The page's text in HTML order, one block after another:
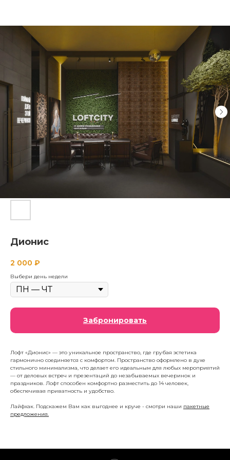
Дионис
2 000 ₽
Выбери день недели
Забронировать
Лофт «Дионис» — это уникальное пространство, где грубая эстетика
гармонично соединяется с комфортом. Пространство оформлено в духе
стильного минимализма, что делает его идеальным для любых мероприятий
— от деловых встреч и презентаций до незабываемых вечеринок и
праздников. Лофт способен комфортно разместить до 14 человек,
обеспечивая приватность и удобство.
Лайфхак. Подскажем Вам как выгоднее и круче - смотри наши пакетные
предложения.